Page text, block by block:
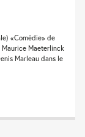
«Comédie» de
Maurice Maeterlinck
Marleau dans le